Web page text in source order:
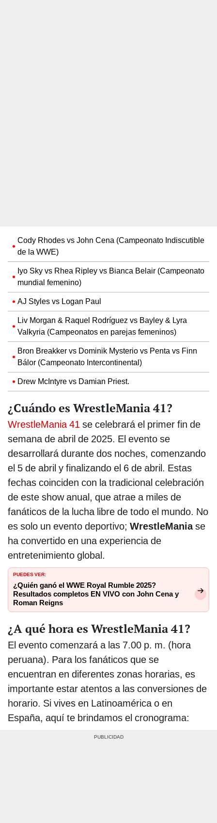
Cody Rhodes vs John Cena (Campeonato Indiscutible
de la WWE)
Iyo Sky vs Rhea Ripley vs Bianca Belair (Campeonato
mundial femenino)
AJ Styles vs Logan Paul
Liv Morgan & Raquel Rodríguez vs Bayley & Lyra
Valkyria (Campeonatos en parejas femeninos)
Bron Breakker vs Dominik Mysterio vs Penta vs Finn
Bálor (Campeonato Intercontinental)
Drew McIntyre vs Damian Priest.
¿Cuándo es WrestleMania 41?
WrestleMania 41 se celebrará el primer fin de
semana de abril de 2025. El evento se
desarrollará durante dos noches, comenzando
el 5 de abril y finalizando el 6 de abril. Estas
fechas coinciden con la tradicional celebración
de este show anual, que atrae a miles de
fanáticos de la lucha libre de todo el mundo. No
es solo un evento deportivo; WrestleManiase
ha convertido en una experiencia de
entretenimiento global.
PUEDES VER:
¿Quién ganó el WWE Royal Rumble 2025?
Resultados completos EN VIVO con John Cena y
Roman Reigns
¿A qué hora es WrestleMania 41?
El evento comenzará a las 7.00 p. m. (hora
peruana). Para los fanáticos que se
encuentran en diferentes zonas horarias, es
importante estar atentos a las conversiones de
horario. Si vives en Latinoamérica o en
España, aquí te brindamos el cronograma: